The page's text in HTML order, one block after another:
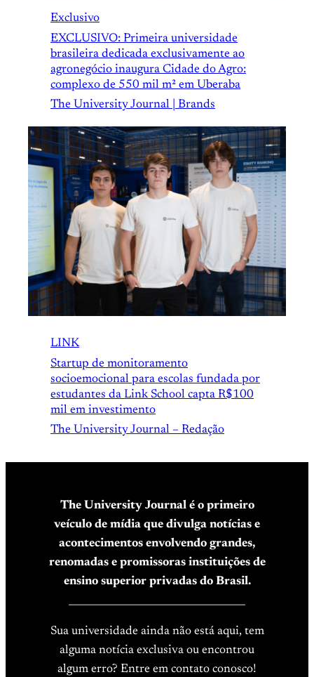
Exclusivo
EXCLUSIVO: Primeira universidade
brasileira dedicada exclusivamente ao
agronegócio inaugura Cidade do Agro:
complexo de 550 mil m² em Uberaba
The University Journal | Brands
LINK
Startup de monitoramento
socioemocional para escolas fundada por
estudantes da Link School capta R$100
mil em investimento
The University Journal – Redação
The University Journal é o primeiro
veículo de mídia que divulga notícias e
acontecimentos envolvendo grandes,
renomadas e promissoras instituições de
ensino superior privadas do Brasil.
Sua universidade ainda não está aqui, tem
alguma notícia exclusiva ou encontrou
algum erro? Entre em contato conosco!